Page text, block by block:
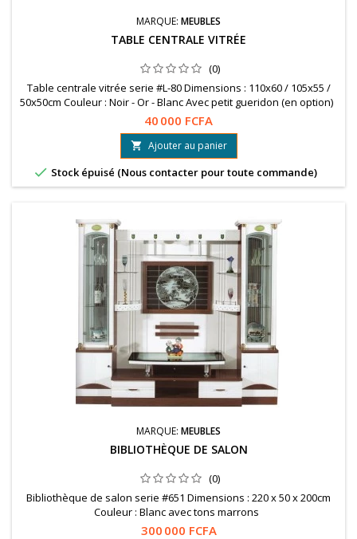
MARQUE: MEUBLES
TABLE CENTRALE VITRÉE
(0)
Table centrale vitrée serie #L-80 Dimensions : 110x60 / 105x55 /
50x50cm Couleur : Noir - Or - Blanc Avec petit gueridon (en option)
40 000 FCFA
 Ajouter au panier
 Stock épuisé (Nous contacter pour toute commande)
MARQUE: MEUBLES
BIBLIOTHÈQUE DE SALON
(0)
Bibliothèque de salon serie #651 Dimensions : 220 x 50 x 200cm
Couleur : Blanc avec tons marrons
300 000 FCFA